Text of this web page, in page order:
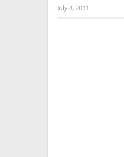
July 4, 2011
Koreanindo